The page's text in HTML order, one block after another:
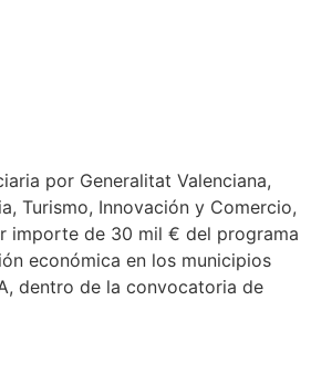
por Generalitat Valenciana,
Turismo, Innovación y Comercio,
importe de 30 mil € del programa
económica en los municipios
dentro de la convocatoria de